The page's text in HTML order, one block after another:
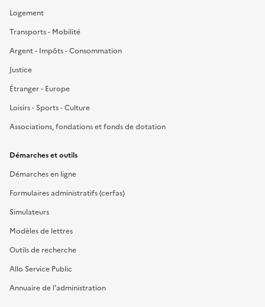
Logement
Transports - Mobilité
Argent - Impôts - Consommation
Justice
Étranger - Europe
Loisirs - Sports - Culture
Associations, fondations et fonds de dotation
Démarches et outils
Démarches en ligne
Formulaires administratifs (cerfas)
Simulateurs
Modèles de lettres
Outils de recherche
Allo Service Public
Annuaire de l'administration